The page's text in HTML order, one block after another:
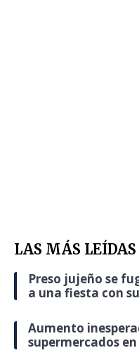
LAS MÁS LEÍDAS
Preso jujeño se
a una fiesta con
Aumento
supermercados